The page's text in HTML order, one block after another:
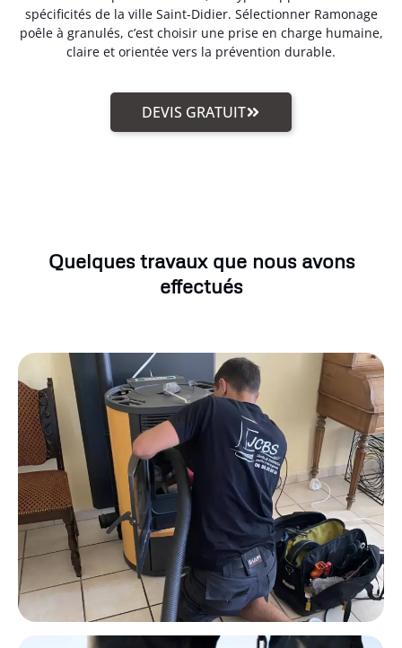
spécificités de la ville Saint-Didier. Sélectionner Ramonage
poêle à granulés, c’est choisir une prise en charge humaine,
claire et orientée vers la prévention durable.
DEVIS GRATUIT
Quelques travaux que nous avons
effectués